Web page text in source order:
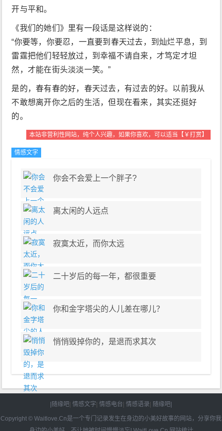
开与平和。
《我们的她们》里有一段话是这样说的：
“你要等，你要忍，一直要到春天过去，到灿烂平息，到
雷霆把他们轻轻放过，到幸福不请自来，才笃定才坦
然，才能在街头淡淡一笑。”
是的，春有春的好，春天过去，有过去的好。以前我从
不敢想离开你之后的生活，但现在看来，其实还挺好
的。
本站非营利性网站，纯个人兴趣，如果你喜欢，可以适当【￥打赏】
情感文字
你会不会爱上一个胖子?
离太闲的人远点
寂寞太近，而你太远
二十岁后的每一年，都很重要
你和金字塔尖的人儿差在哪儿？
悄悄毁掉你的，是退而求其次
|随缘吧 情感文字 情感电台 情感语录 随缘吧|
Copyright © Waitlove.Cn是一个专门记录发生在身边的小美好故事的网站，分享你我